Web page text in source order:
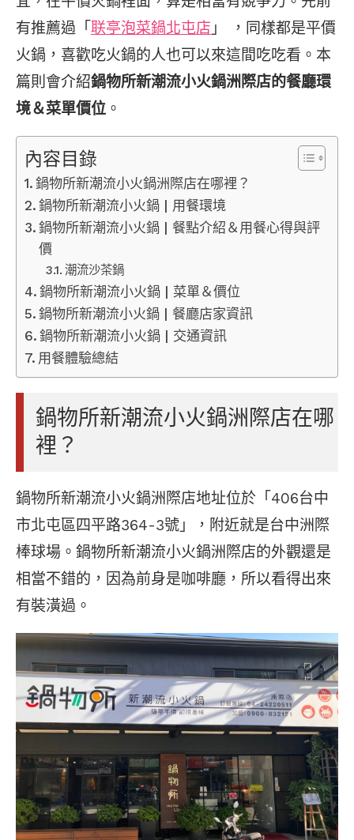
有推薦過「 联亭泡菜鍋北屯店 」 ，同樣都是平價
火鍋，喜歡吃火鍋的人也可以來這間吃吃看。本
篇則會介紹鍋物所新潮流小火鍋洲際店的餐廳環
境＆菜單價位 。
內容目錄
鍋物所新潮流小火鍋洲際店在哪裡？
鍋物所新潮流小火鍋 | 用餐環境
鍋物所新潮流小火鍋 | 餐點介紹＆用餐心得與評
價
潮流沙茶鍋
鍋物所新潮流小火鍋 | 菜單＆價位
鍋物所新潮流小火鍋 | 餐廳店家資訊
鍋物所新潮流小火鍋 | 交通資訊
用餐體驗總結
鍋物所新潮流小火鍋洲際店在哪
裡？
鍋物所新潮流小火鍋洲際店地址位於「406台中
市北屯區四平路364-3號」，附近就是台中洲際
棒球場。鍋物所新潮流小火鍋洲際店的外觀還是
相當不錯的，因為前身是咖啡廳，所以看得出來
有裝潢過。